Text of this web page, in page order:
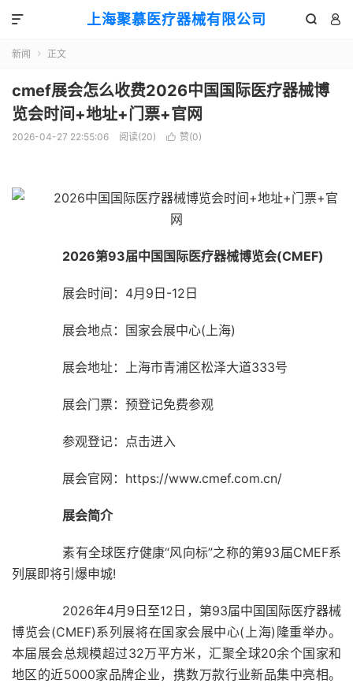
上海聚慕医疗器械有限公司  

新闻  正文
cmef展会怎么收费2026中国国际医疗器械博
览会时间+地址+门票+官网
2026-04-27 22:55:06 阅读(20)  赞(0)
2026第93届中国国际医疗器械博览会(CMEF)
展会时间：4月9日-12日
展会地点：国家会展中心(上海)
展会地址：上海市青浦区松泽大道333号
展会门票：预登记免费参观
参观登记：点击进入
展会官网：https://www.cmef.com.cn/
展会简介
素有全球医疗健康“风向标”之称的第93届CMEF系
列展即将引爆申城!
2026年4月9日至12日，第93届中国国际医疗器械
博览会(CMEF)系列展将在国家会展中心(上海)隆重举办。
本届展会总规模超过32万平方米，汇聚全球20余个国家和
地区的近5000家品牌企业，携数万款行业新品集中亮相。